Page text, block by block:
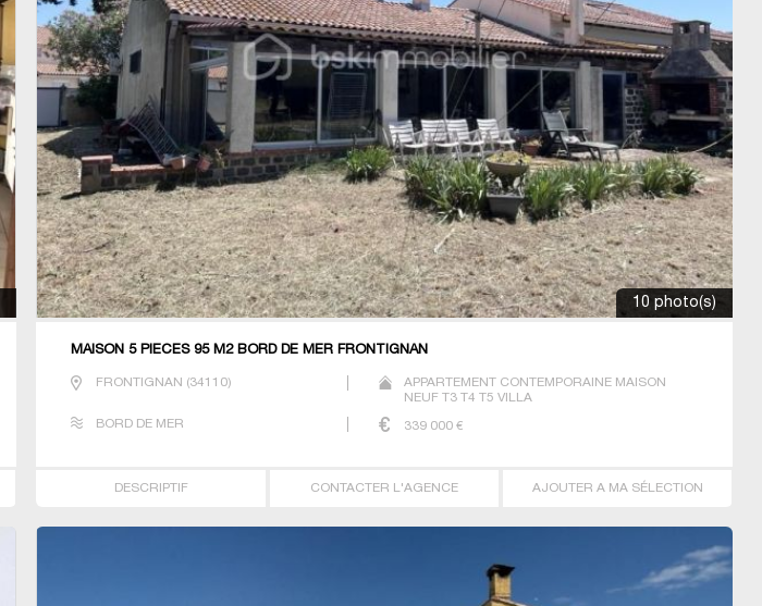
10 photo(s)
MAISON 5 PIECES 95 M2 BORD DE MER FRONTIGNAN
FRONTIGNAN (34110)
APPARTEMENT CONTEMPORAINE MAISON
NEUF T3 T4 T5 VILLA
BORD DE MER 339 000 €
DESCRIPTIF CONTACTER L'AGENCE AJOUTER A MA SÉLECTION